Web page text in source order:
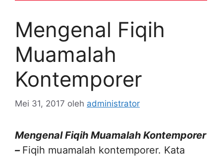
Mengenal Fiqih
Muamalah
Kontemporer
Mei 31, 2017 oleh administrator
Mengenal Fiqih Muamalah Kontemporer
– Fiqih muamalah kontemporer. Kata